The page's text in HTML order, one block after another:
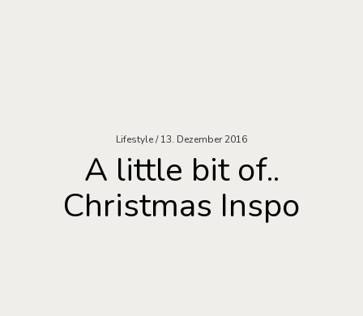
Lifestyle 13. Dezember 2016
A little bit of..
Christmas Inspo